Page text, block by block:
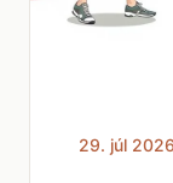
29. júl 2026